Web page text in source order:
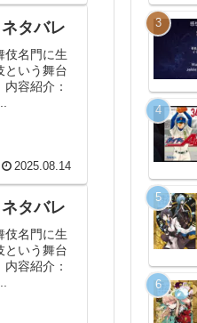
タバレ
伎名門に生
という舞台
容紹介：
2025.08.14
タバレ
伎名門に生
という舞台
容紹介：